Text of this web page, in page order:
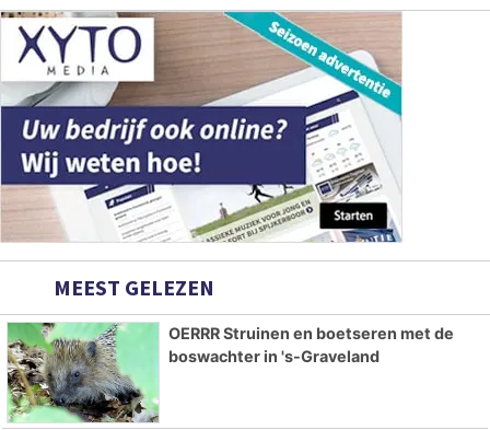
MEEST GELEZEN
OERRR Struinen en boetseren met de
boswachter in 's-Graveland